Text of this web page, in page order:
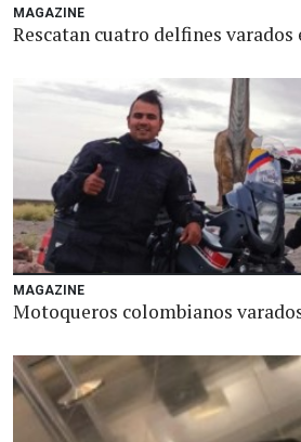
MAGAZINE
Rescatan cuatro delfines
MAGAZINE
Motoqueros colombianos